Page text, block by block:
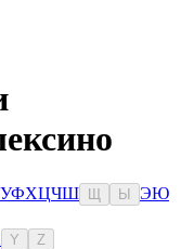
УФХЦЧШ Ы ЭЮ
Y Z